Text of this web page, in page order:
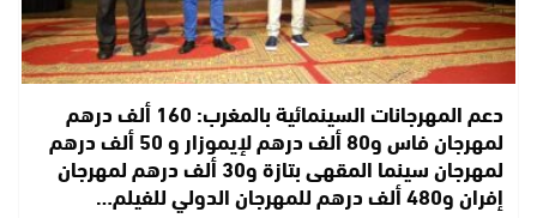
دعم المهرجانات السينمائية بالمغرب: 160 ألف درهم
لمهرجان فاس و80 ألف درهم لإيموزار و 50 ألف درهم
لمهرجان سينما المقهى بتازة و30 ألف درهم لمهرجان
إفران و480 ألف درهم للمهرجان الدولي للفيلم…